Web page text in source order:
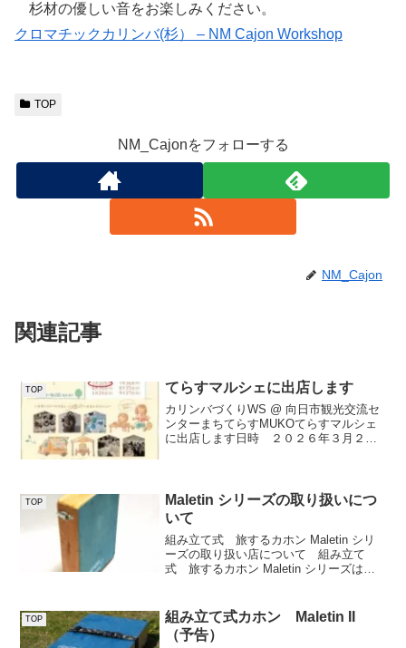
杉材の優しい音をお楽しみください。
クロマチックカリンバ(杉） – NM Cajon Workshop
TOP
NM_Cajonをフォローする
NM_Cajon
関連記事
TOP てらすマルシェに出店します
カリンバづくりWS @ 向日市観光交流セ
ンターまちてらすMUKOてらすマルシェ
に出店します日時 ２０２６年３月２２
いいとこPR隊...
TOP
Maletin シリーズの取り扱いにつ
いて
組み立て式 旅するカホン Maletin シリ
ーズの取り扱い店について 組み立て
式 旅するカホン Maletin シリーズは、
７月１日には、外側に金具のないMaleti...
TOP
組み立て式カホン Maletin II
（予告）